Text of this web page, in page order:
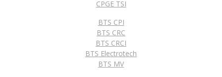
CPGE TSI
BTS CPI
BTS CRC
BTS CRCI
BTS Electrotech
BTS MV